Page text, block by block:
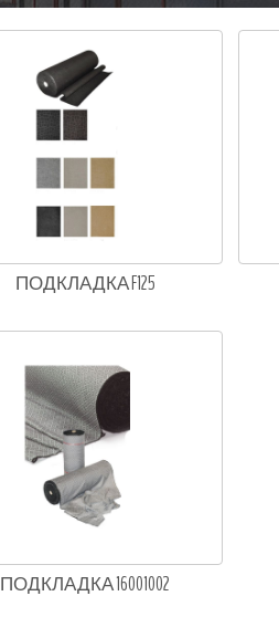
ПОДКЛАДКА F125
ПОДКЛАДКА 16001002